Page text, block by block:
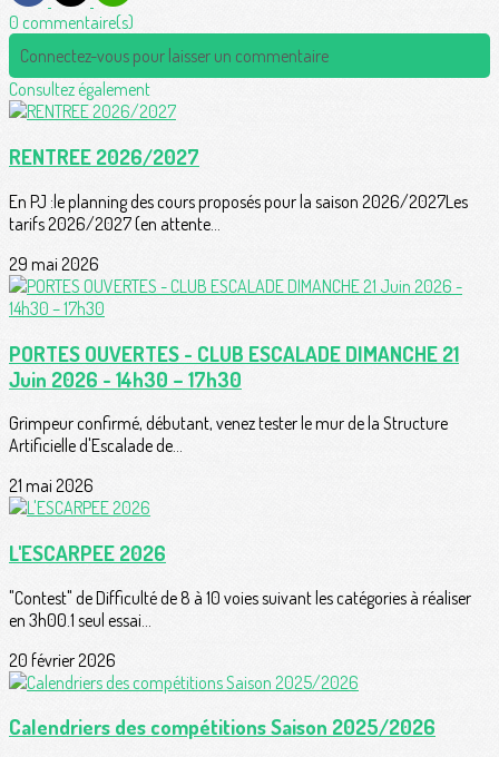
0 commentaire(s)
Connectez-vous pour laisser un commentaire
Consultez également
RENTREE 2026/2027
En PJ :le planning des cours proposés pour la saison 2026/2027Les
tarifs 2026/2027 (en attente...
29 mai 2026
PORTES OUVERTES - CLUB ESCALADE DIMANCHE 21
Juin 2026 - 14h30 – 17h30
Grimpeur confirmé, débutant, venez tester le mur de la Structure
Artificielle d'Escalade de...
21 mai 2026
L'ESCARPEE 2026
"Contest" de Difficulté de 8 à 10 voies suivant les catégories à réaliser
en 3h00.1 seul essai...
20 février 2026
Calendriers des compétitions Saison 2025/2026